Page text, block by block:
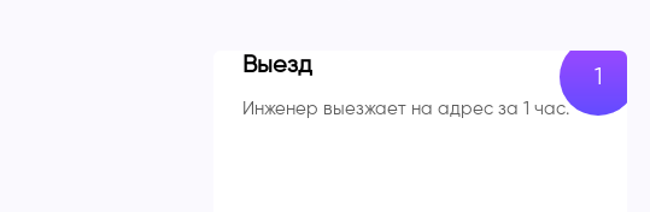
Выезд
Инженер выезжает на адрес за 1 час.